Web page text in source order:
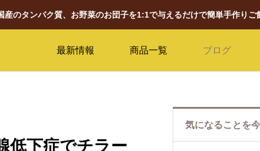
のタンパク質、お野菜のお団子を1:1で与えるだけで簡単手作りご
最新情報 商品一覧 ブログ
低下症でチラー
気になることを